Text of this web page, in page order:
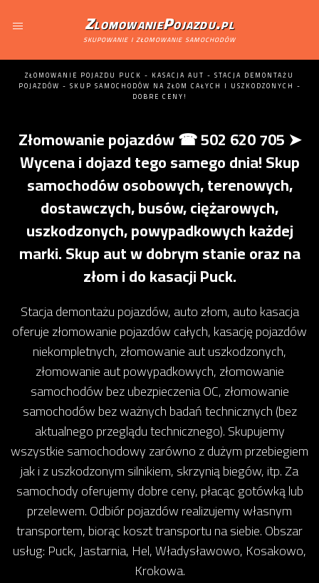
ZlomowaniePojazdu.pl
skupowanie i złomowanie samochodów
ZŁOMOWANIE POJAZDU PUCK - KASACJA AUT - STACJA DEMONTAŻU
POJAZDÓW - SKUP SAMOCHODÓW NA ZŁOM CAŁYCH I USZKODZONYCH -
DOBRE CENY!
Złomowanie pojazdów ☎ 502 620 705 ➤
Wycena i dojazd tego samego dnia! Skup
samochodów osobowych, terenowych,
dostawczych, busów, ciężarowych,
uszkodzonych, powypadkowych każdej
marki. Skup aut w dobrym stanie oraz na
złom i do kasacji Puck.
Stacja demontażu pojazdów, auto złom, auto kasacja
oferuje złomowanie pojazdów całych, kasację pojazdów
niekompletnych, złomowanie aut uszkodzonych,
złomowanie aut powypadkowych, złomowanie
samochodów bez ubezpieczenia OC, złomowanie
samochodów bez ważnych badań technicznych (bez
aktualnego przeglądu technicznego). Skupujemy
wszystkie samochodowy zarówno z dużym przebiegiem
jak i z uszkodzonym silnikiem, skrzynią biegów, itp. Za
samochody oferujemy dobre ceny, płacąc gotówką lub
przelewem. Odbiór pojazdów realizujemy własnym
transportem, biorąc koszt transportu na siebie. Obszar
usług: Puck, Jastarnia, Hel, Władysławowo, Kosakowo,
Krokowa.